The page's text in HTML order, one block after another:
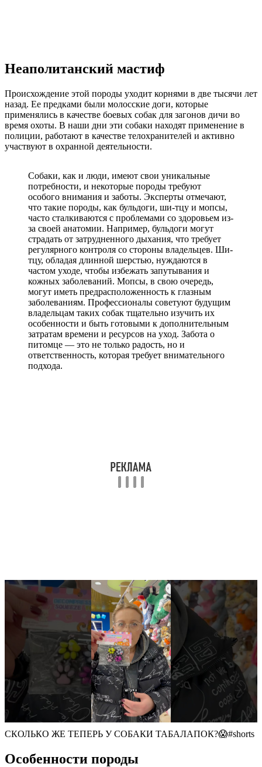
Неаполитанский мастиф
Происхождение этой породы уходит корнями в две тысячи лет
назад. Ее предками были молосские доги, которые
применялись в качестве боевых собак для загонов дичи во
время охоты. В наши дни эти собаки находят применение в
полиции, работают в качестве телохранителей и активно
участвуют в охранной деятельности.
Собаки, как и люди, имеют свои уникальные
потребности, и некоторые породы требуют
особого внимания и заботы. Эксперты отмечают,
что такие породы, как бульдоги, ши-тцу и мопсы,
часто сталкиваются с проблемами со здоровьем из-
за своей анатомии. Например, бульдоги могут
страдать от затрудненного дыхания, что требует
регулярного контроля со стороны владельцев. Ши-
тцу, обладая длинной шерстью, нуждаются в
частом уходе, чтобы избежать запутывания и
кожных заболеваний. Мопсы, в свою очередь,
могут иметь предрасположенность к глазным
заболеваниям. Профессионалы советуют будущим
владельцам таких собак тщательно изучить их
особенности и быть готовыми к дополнительным
затратам времени и ресурсов на уход. Забота о
питомце — это не только радость, но и
ответственность, которая требует внимательного
подхода.
СКОЛЬКО ЖЕ ТЕПЕРЬ У СОБАКИ ТАБАЛАПОК?😱#shorts
Особенности породы